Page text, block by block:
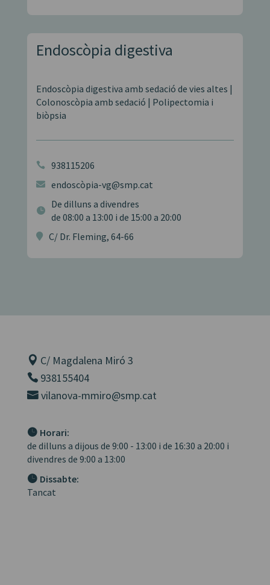
Endoscòpia digestiva
Endoscòpia digestiva amb sedació de vies altes |
Colonoscòpia amb sedació | Polipectomia i
biòpsia
 938115206
 endoscòpia-vg@smp.cat

De dilluns a divendres
de 08:00 a 13:00 i de 15:00 a 20:00
 C/ Dr. Fleming, 64-66
C/ Magdalena Miró 3
938155404
vilanova-mmiro@smp.cat
Horari:
de dilluns a dijous de 9:00 - 13:00 i de 16:30 a 20:00 i
divendres de 9:00 a 13:00
Dissabte:
Tancat